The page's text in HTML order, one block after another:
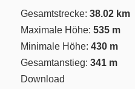
Gesamtstrecke: 38.02 km
Maximale Höhe: 535 m
Minimale Höhe: 430 m
Gesamtanstieg: 341 m